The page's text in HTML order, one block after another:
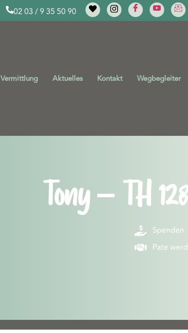
02 03 / 9 35 50 90
Vermittlung Aktuelles Kontakt Wegbegleiter
Tony – TH
Spenden
Pate